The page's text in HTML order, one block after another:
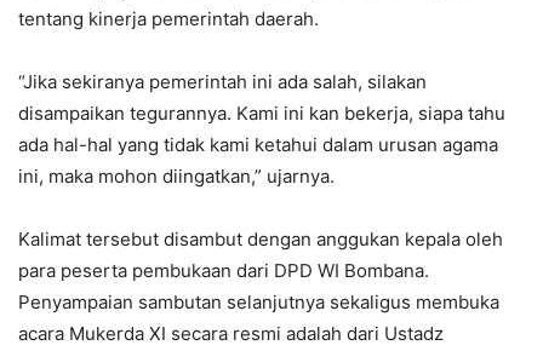
tentang kinerja pemerintah daerah.
“Jika sekiranya pemerintah ini ada salah, silakan
disampaikan tegurannya. Kami ini kan bekerja, siapa tahu
ada hal-hal yang tidak kami ketahui dalam urusan agama
ini, maka mohon diingatkan,” ujarnya.
Kalimat tersebut disambut dengan anggukan kepala oleh
para peserta pembukaan dari DPD WI Bombana.
Penyampaian sambutan selanjutnya sekaligus membuka
acara Mukerda XI secara resmi adalah dari Ustadz